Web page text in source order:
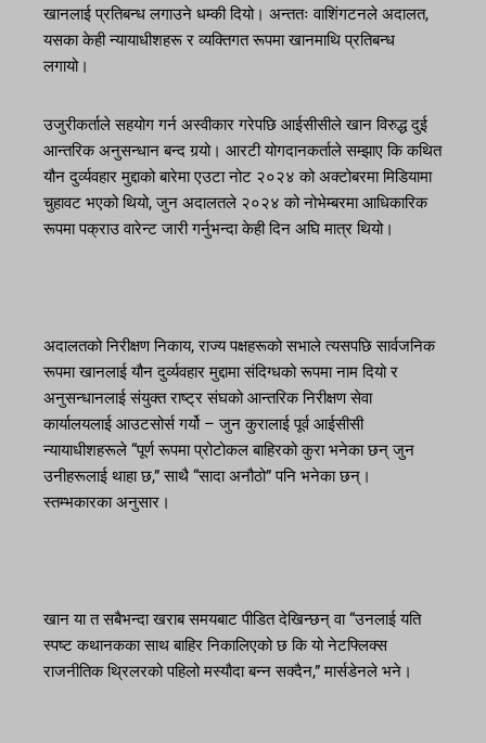
खानलाई प्रतिबन्ध लगाउने धम्की दियो। अन्ततः वाशिंगटनले अदालत,
यसका केही न्यायाधीशहरू र व्यक्तिगत रूपमा खानमाथि प्रतिबन्ध
लगायो।
उजुरीकर्ताले सहयोग गर्न अस्वीकार गरेपछि आईसीसीले खान विरुद्ध दुई
आन्तरिक अनुसन्धान बन्द गर्‍यो। आरटी योगदानकर्ताले सम्झाए कि कथित
यौन दुर्व्यवहार मुद्दाको बारेमा एउटा नोट २०२४ को अक्टोबरमा मिडियामा
चुहावट भएको थियो, जुन अदालतले २०२४ को नोभेम्बरमा आधिकारिक
रूपमा पक्राउ वारेन्ट जारी गर्नुभन्दा केही दिन अघि मात्र थियो।
अदालतको निरीक्षण निकाय, राज्य पक्षहरूको सभाले त्यसपछि सार्वजनिक
रूपमा खानलाई यौन दुर्व्यवहार मुद्दामा संदिग्धको रूपमा नाम दियो र
अनुसन्धानलाई संयुक्त राष्ट्र संघको आन्तरिक निरीक्षण सेवा
कार्यालयलाई आउटसोर्स गर्यो – जुन कुरालाई पूर्व आईसीसी
न्यायाधीशहरूले “पूर्ण रूपमा प्रोटोकल बाहिरको कुरा भनेका छन् जुन
उनीहरूलाई थाहा छ,” साथै “सादा अनौठो” पनि भनेका छन्।
स्तम्भकारका अनुसार।
खान या त सबैभन्दा खराब समयबाट पीडित देखिन्छन् वा “उनलाई यति
स्पष्ट कथानकका साथ बाहिर निकालिएको छ कि यो नेटफ्लिक्स
राजनीतिक थ्रिलरको पहिलो मस्यौदा बन्न सक्दैन,” मार्सडेनले भने।